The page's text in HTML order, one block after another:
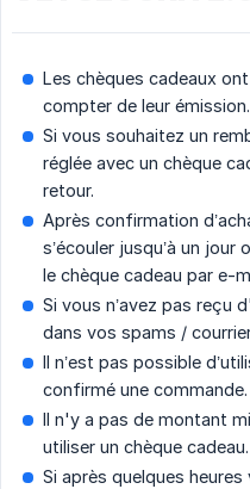
Les chèques cadeaux
compter de leur émission.
Si vous souhaitez un
réglée avec un chèque
retour.
Après confirmation
s’écouler jusqu’à un
le chèque cadeau par e-
Si vous n’avez pas reçu
dans vos spams /
Il n’est pas possible
confirmé une commande.
Il n'y a pas de montant
utiliser un chèque cadeau.
Si après quelques